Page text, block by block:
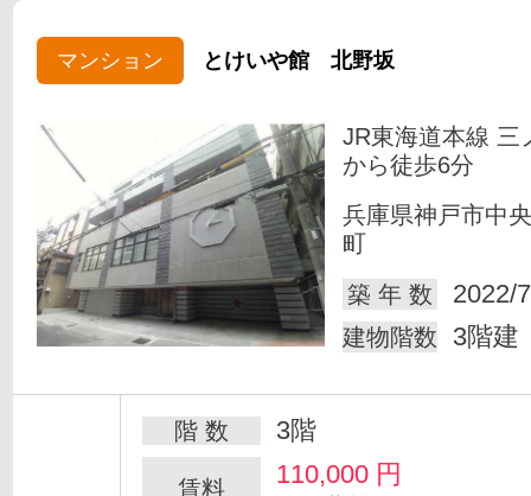
マンション とけいや館 北野坂
JR東海道本線 三
から徒歩6分
兵庫県神戸市中
町
築 年 数
2022/
建物階数 3階建
階 数 3階
賃料 110,000 円